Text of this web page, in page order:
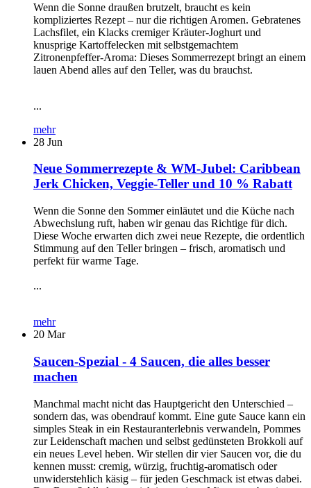
Wenn die Sonne draußen brutzelt, braucht es kein
kompliziertes Rezept – nur die richtigen Aromen. Gebratenes
Lachsfilet, ein Klacks cremiger Kräuter-Joghurt und
knusprige Kartoffelecken mit selbstgemachtem
Zitronenpfeffer-Aroma: Dieses Sommerrezept bringt an einem
lauen Abend alles auf den Teller, was du brauchst.
...
mehr
28 Jun
Neue Sommerrezepte & WM-Jubel: Caribbean
Jerk Chicken, Veggie-Teller und 10 % Rabatt
Wenn die Sonne den Sommer einläutet und die Küche nach
Abwechslung ruft, haben wir genau das Richtige für dich.
Diese Woche erwarten dich zwei neue Rezepte, die ordentlich
Stimmung auf den Teller bringen – frisch, aromatisch und
perfekt für warme Tage.
...
mehr
20 Mar
Saucen-Spezial - 4 Saucen, die alles besser
machen
Manchmal macht nicht das Hauptgericht den Unterschied –
sondern das, was obendrauf kommt. Eine gute Sauce kann ein
simples Steak in ein Restauranterlebnis verwandeln, Pommes
zur Leidenschaft machen und selbst gedünsteten Brokkoli auf
ein neues Level heben. Wir stellen dir vier Saucen vor, die du
kennen musst: cremig, würzig, fruchtig-aromatisch oder
unwiderstehlich käsig – für jeden Geschmack ist etwas dabei.